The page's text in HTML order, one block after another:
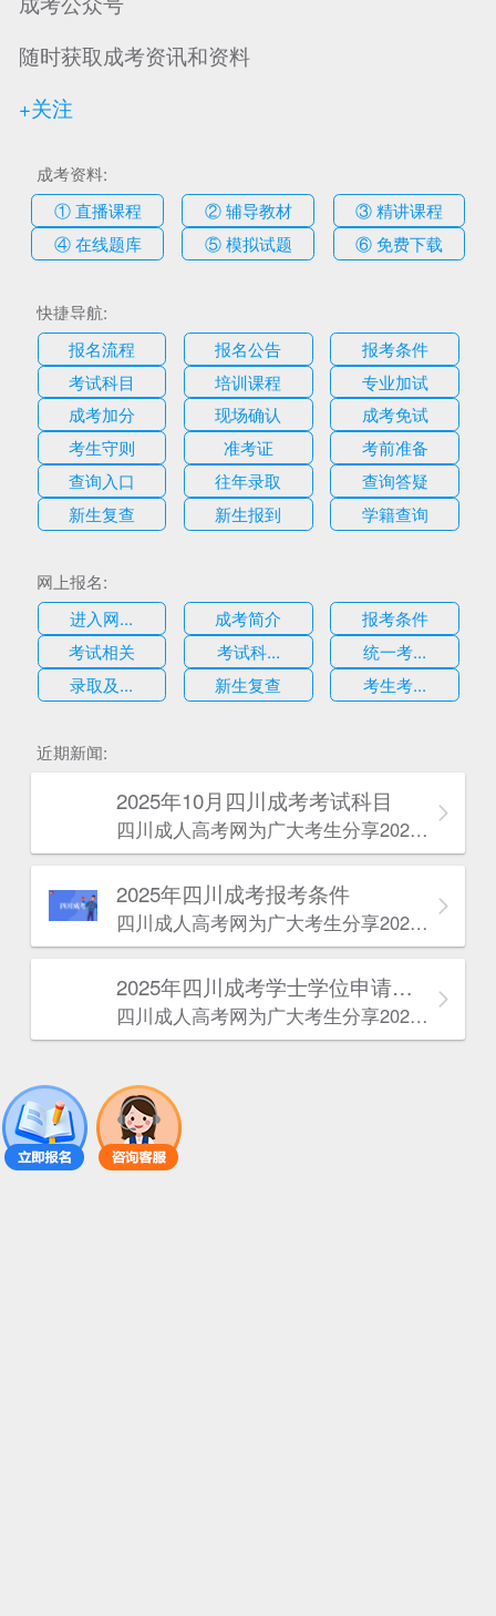
随时获取成考资讯和资料
+关注
成考资料:
① 直播课程
② 辅导教材
③ 精讲课程
④ 在线题库
⑤ 模拟试题 ⑥ 免费下载
快捷导航:
报名流程
报名公告
报考条件
考试科目
培训课程
专业加试
成考加分
现场确认
成考免试
考生守则
准考证
考前准备
查询入口
往年录取
查询答疑
新生复查
新生报到 学籍查询
网上报名:
进入网...
成考简介
报考条件
考试相关
考试科...
统一考...
录取及...
新生复查 考生考...
近期新闻:
2025年10月四川成考考试科目
四川成人高考网​为广大考生分享2025年10月四川成考考试科目。为广大在职人员和社会人士提供学历提升的机会。更多四川成考考试信息，欢迎在线访问四川成人高考网。
2025年‌‌‌‌四川成考报考条件
四川成人高考网​为广大考生分享2025年‌‌‌‌四川成考报考条件。为广大在职人员和社会人士提供学历提升的机会。更多四川成考考试信息，欢迎在线访问四川成人高考网。
2025年‌‌‌‌四川成考学士学位申请条件
四川成人高考网​为广大考生分享2025年‌‌‌‌四川成考学士学位申请条件。为广大在职人员和社会人士提供学历提升的机会。更多四川成考考试信息，欢迎在线访问四川成人高考网。